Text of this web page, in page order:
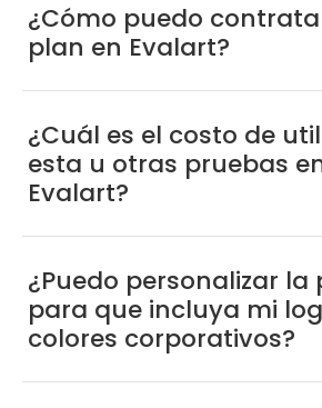
¿Cómo puedo
plan en Evalart?
¿Cuál es el costo de
esta u otras pruebas
Evalart?
¿Puedo personalizar la
para que incluya mi
colores corporativos?